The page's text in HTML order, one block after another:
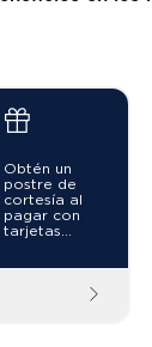
Obtén un
postre de
cortesía al
pagar con
tarjetas